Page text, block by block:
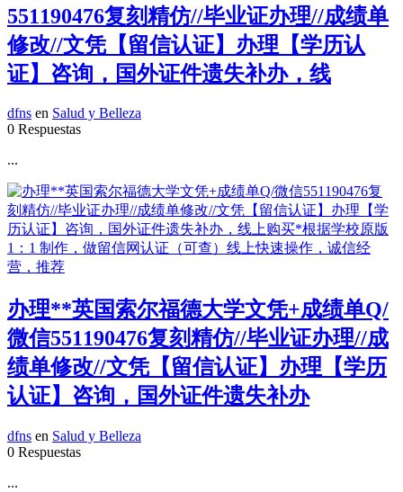
551190476复刻精仿//毕业证办理//成绩单
修改//文凭【留信认证】办理【学历认
证】咨询，国外证件遗失补办，线
dfns en Salud y Belleza
0 Respuestas
...
办理**英国索尔福德大学文凭+成绩单Q/
微信551190476复刻精仿//毕业证办理//成
绩单修改//文凭【留信认证】办理【学历
认证】咨询，国外证件遗失补办
dfns en Salud y Belleza
0 Respuestas
...